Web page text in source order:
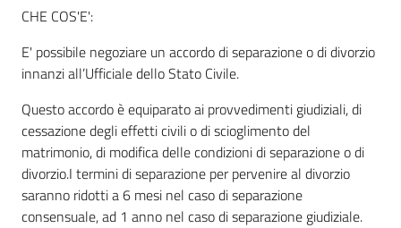
famiglie
Informazioni
locali
CHE COS'E':
E' possibile negoziare un accordo di separazione o di divorzio
innanzi all’Ufficiale dello Stato Civile.
Questo accordo è equiparato ai provvedimenti giudiziali, di
cessazione degli effetti civili o di scioglimento del
matrimonio, di modifica delle condizioni di separazione o di
divorzio.I termini di separazione per pervenire al divorzio
saranno ridotti a 6 mesi nel caso di separazione
consensuale, ad 1 anno nel caso di separazione giudiziale.